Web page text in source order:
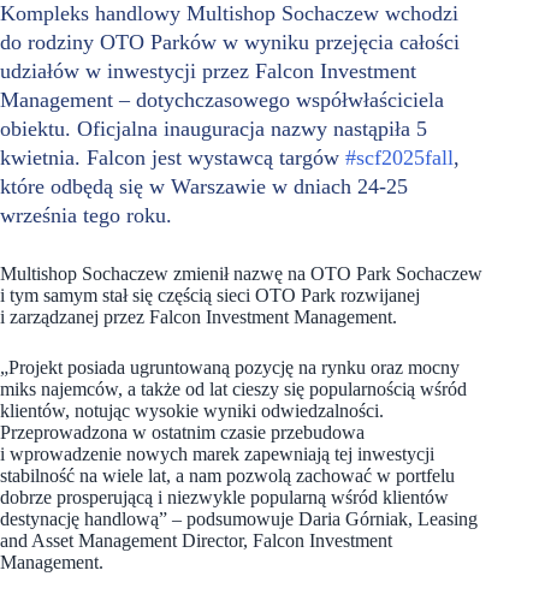
Kompleks handlowy Multishop Sochaczew wchodzi
do rodziny OTO Parków w wyniku przejęcia całości
udziałów w inwestycji przez Falcon Investment
Management – dotychczasowego współwłaściciela
obiektu. Oficjalna inauguracja nazwy nastąpiła 5
kwietnia. Falcon jest wystawcą targów #scf2025fall,
które odbędą się w Warszawie w dniach 24-25
września tego roku.
Multishop Sochaczew zmienił nazwę na OTO Park Sochaczew
i tym samym stał się częścią sieci OTO Park rozwijanej
i zarządzanej przez Falcon Investment Management.
„Projekt posiada ugruntowaną pozycję na rynku oraz mocny
miks najemców, a także od lat cieszy się popularnością wśród
klientów, notując wysokie wyniki odwiedzalności.
Przeprowadzona w ostatnim czasie przebudowa
i wprowadzenie nowych marek zapewniają tej inwestycji
stabilność na wiele lat, a nam pozwolą zachować w portfelu
dobrze prosperującą i niezwykle popularną wśród klientów
destynację handlową” – podsumowuje Daria Górniak, Leasing
and Asset Management Director, Falcon Investment
Management.